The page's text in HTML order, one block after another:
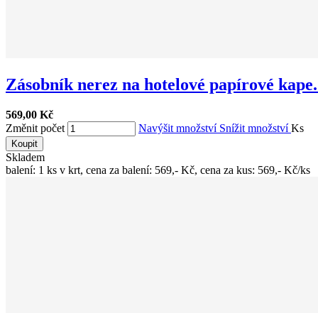
Zásobník nerez na hotelové papírové
569,00 Kč
Změnit počet
Navýšit množství Snížit množstvíKs
Koupit
Skladem
balení: 1 ks v krt, cena za balení: 569,- Kč, cena za kus: 569,- Kč/ks